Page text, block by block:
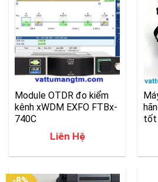
Module OTDR đo kiểm
kênh xWDM EXFO FTBx-
740C
Liên Hệ
tốt